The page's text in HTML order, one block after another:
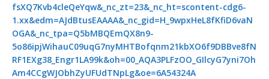
fsXQ7Kvb4cleQeYqw&_nc_zt=23&_nc_ht=scontent-cdg6-
1.xx&edm=AJdBtusEAAAA&_nc_gid=H_9wpxHeL8fKfiD6vaN
OGA&_nc_tpa=Q5bMBQEmQX8n9-
5o86ipjWihauC09uqG7nyMHTBofqnm21kbXO6f9DBBve8fN
RF1EXg38_Engr1LA99k&oh=00_AQA3PLFzOO_GIlcyG7yni7Oh
Am4CCgWJObhZyUFUdTNpLg&oe=6A54324A